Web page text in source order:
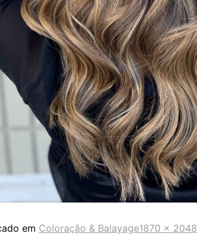
em Coloração & Balayage1870 × 2048